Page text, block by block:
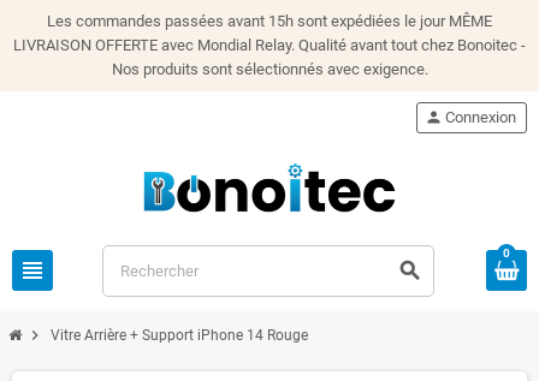
Les commandes passées avant 15h sont expédiées le jour MÊME
LIVRAISON OFFERTE avec Mondial Relay. Qualité avant tout chez Bonoitec -
Nos produits sont sélectionnés avec exigence.
view_headline search
person Connexion
0
chevron_right Vitre Arrière + Support iPhone 14 Rouge